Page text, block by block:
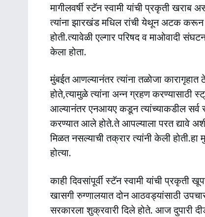
मागीलवर्षी स्टॅन स्वामी यांची प्रकृती
त्यांना झारखंड मधिल रांची येथून अटक करून
होती.त्यावेळी एल्गार परिषद व माओवादी
केला होता.
मुंबईत आणल्यानंतर त्यांना तळोजा कारागृहात
होते,त्यामुळे त्यांना अन्न ग्रहण करण्यासाठी
आल्यानंतर एनआयए कडून त्यांच्याकडील सर्व
करण्यात आले होते.ते आपल्याला परत द्यावे
मिळत नसल्याची तक्रार त्यांनी केली होती.हा
होत्या.
काही दिवसांपूर्वी स्टॅन स्वामी यांची प्रकृती
खासगी रुग्णालयात दोन आठवड्यांसाठी
सरकारला शुक्रवारी दिले होते. आज दुपारी